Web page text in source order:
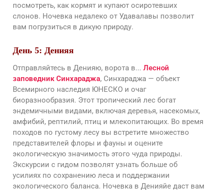
посмотреть, как кормят и купают осиротевших
слонов. Ночевка недалеко от Удавалавы позволит
вам погрузиться в дикую природу.
День 5: Денияя
Отправляйтесь в Денияю, ворота в... Лесной
заповедник Синхараджа, Синхараджа — объект
Всемирного наследия ЮНЕСКО и очаг
биоразнообразия. Этот тропический лес богат
эндемичными видами, включая деревья, насекомых,
амфибий, рептилий, птиц и млекопитающих. Во время
походов по густому лесу вы встретите множество
представителей флоры и фауны и оцените
экологическую значимость этого чуда природы.
Экскурсии с гидом позволят узнать больше об
усилиях по сохранению леса и поддержании
экологического баланса. Ночевка в Денияйе даст вам